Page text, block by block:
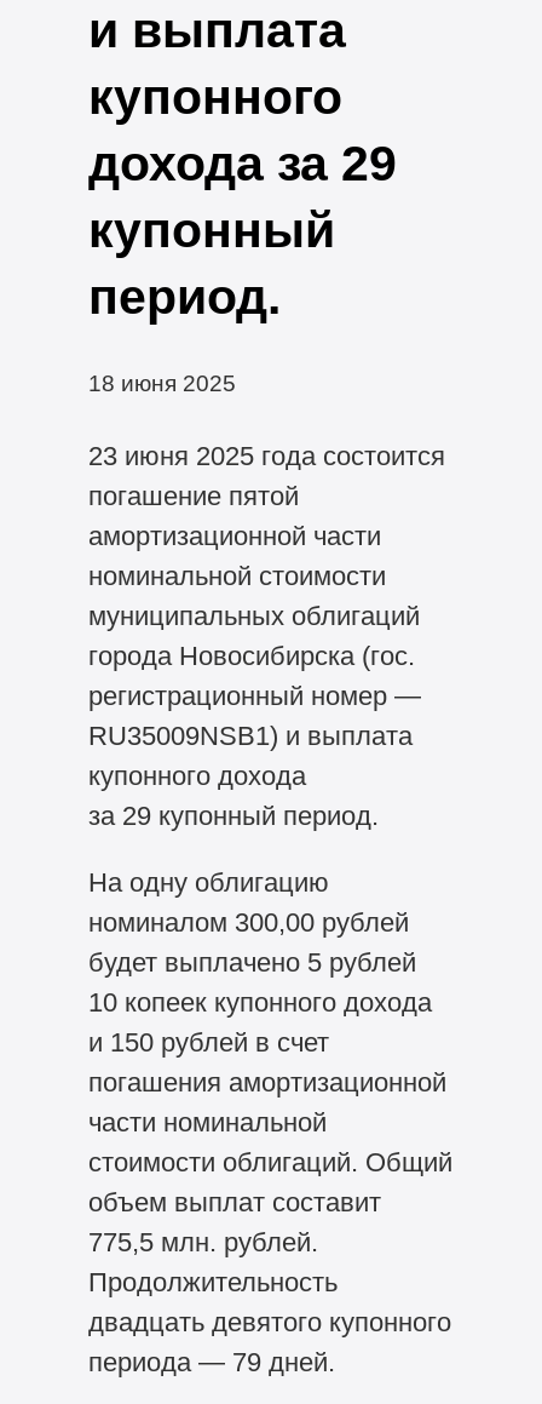
и выплата
купонного
дохода за 29
купонный
период.
18 июня 2025
23 июня 2025 года состоится
погашение пятой
амортизационной части
номинальной стоимости
муниципальных облигаций
города Новосибирска (гос.
регистрационный номер —
RU35009NSB1) и выплата
купонного дохода
за 29 купонный период.
На одну облигацию
номиналом 300,00 рублей
будет выплачено 5 рублей
10 копеек купонного дохода
и 150 рублей в счет
погашения амортизационной
части номинальной
стоимости облигаций. Общий
объем выплат составит
775,5 млн. рублей.
Продолжительность
двадцать девятого купонного
периода — 79 дней.